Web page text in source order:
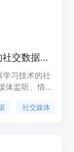
自然语言处理和机器学习驱动的社交数据洞察
学习技术的社
体监听、情感
据是否与您的
社交媒体